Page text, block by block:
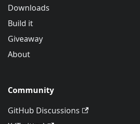
Downloads
Build it
Giveaway
About
Community
GitHub Discussions